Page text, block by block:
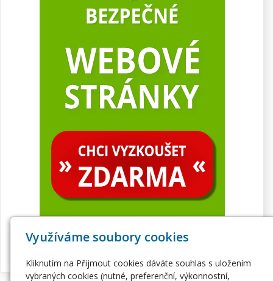
Využíváme soubory cookies
Kliknutím na Přijmout cookies dáváte souhlas s uložením
vybraných cookies (nutné, preferenční, výkonnostní,